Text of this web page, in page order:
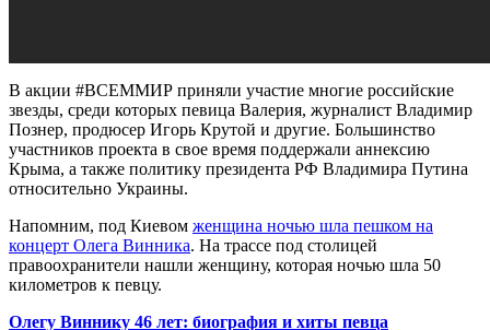
В акции #ВСЕММИР приняли участие многие российские
звезды, среди которых певица Валерия, журналист Владимир
Познер, продюсер Игорь Крутой и другие. Большинство
участников проекта в свое время поддержали аннексию
Крыма, а также политику президента РФ Владимира Путина
относительно Украины.
Напомним, под Киевом женщина ночью шла пешком на
концерт Олега Винника. На трассе под столицей
правоохранители нашли женщину, которая ночью шла 50
километров к певцу.
Олегу Виннику 46 лет: биография и хиты певца